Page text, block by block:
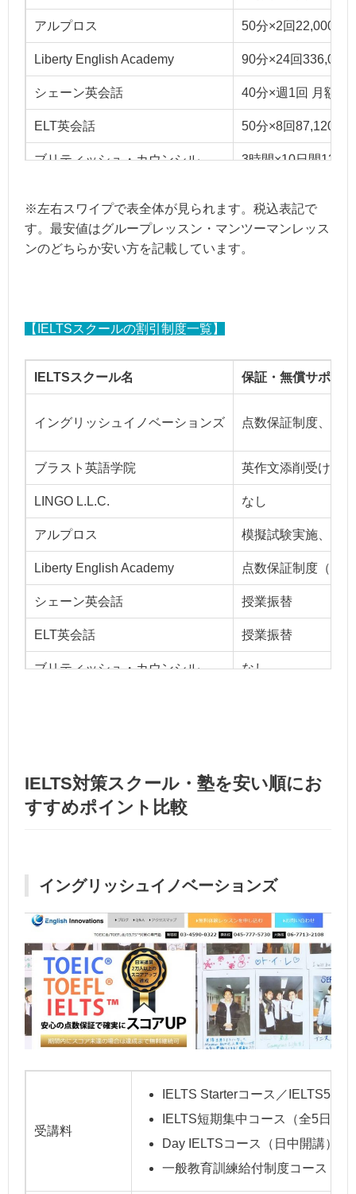
アルプロス 50分×2回22,000円
Liberty English Academy 90分×24回336,000
シェーン英会話 40分×週1回 月額
ELT英会話 50分×8回87,120円
ブリティッシュ・カウンシル 3時間×10日間
※左右スワイプで表全体が見られます。税込表記で
す。最安値はグループレッスン・マンツーマンレッス
ンのどちらか安い方を記載しています。
【IELTSスクールの割引制度一覧】
IELTSスクール名 保証・無償サポー
イングリッシュイノベーションズ 点数保証制度、授
ブラスト英語学院 英作文添削受け放
LINGO L.L.C. なし
アルプロス 模擬試験実施、大
Liberty English Academy 点数保証制度（無
シェーン英会話 授業振替
ELT英会話 授業振替
ブリティッシュ・カウンシル なし
IELTS対策スクール・塾を安い順にお
すすめポイント比較
イングリッシュイノベーションズ
受講料
IELTS Starterコース／IELTS5.0
IELTS短期集中コース（全5日間
Day IELTSコース（日中開講）：
一般教育訓練給付制度コース（